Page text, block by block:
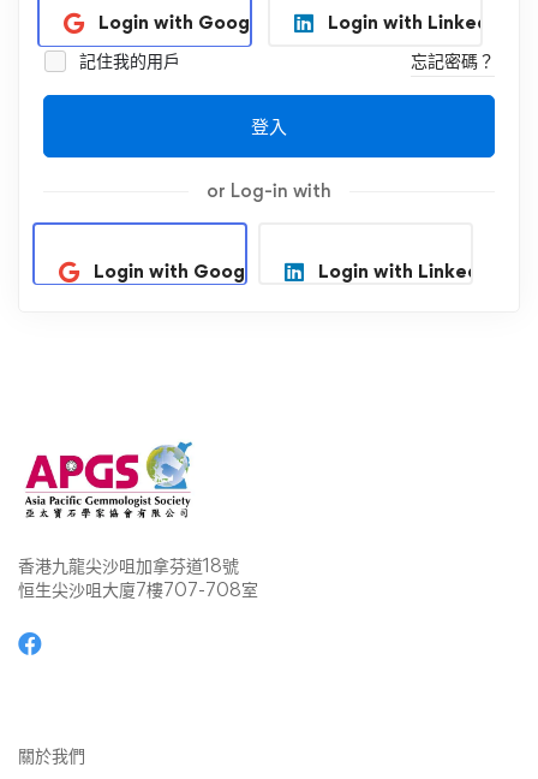
Login with Google
Login with Linkedin
記住我的用戶
忘記密碼？
登入
or Log-in with
Login with Google Login with Linkedin
香港九龍尖沙咀加拿芬道18號
恒生尖沙咀大廈7樓707-708室
關於我們